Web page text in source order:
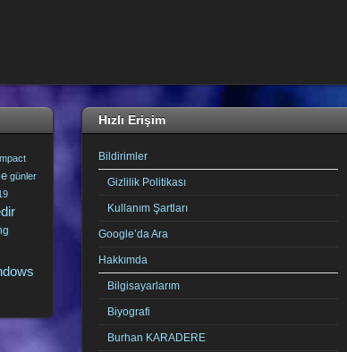
günler
Hızlı Erişim
Bildirimler
Gizlilik Politikası
Kullanım Şartları
Google’da Ara
Hakkımda
Bilgisayarlarım
Biyografi
Burhan KARADERE